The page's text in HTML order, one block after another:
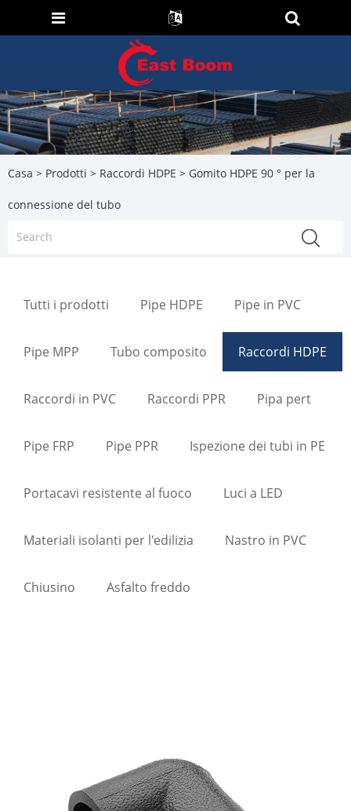
Casa > Prodotti > Raccordi HDPE > Gomito HDPE 90 ° per la
connessione del tubo
Tutti i prodotti Pipe HDPE Pipe in PVC
Pipe MPP Tubo composito Raccordi HDPE
Raccordi in PVC Raccordi PPR Pipa pert
Pipe FRP Pipe PPR Ispezione dei tubi in PE
Portacavi resistente al fuoco Luci a LED
Materiali isolanti per l'edilizia Nastro in PVC
Chiusino Asfalto freddo